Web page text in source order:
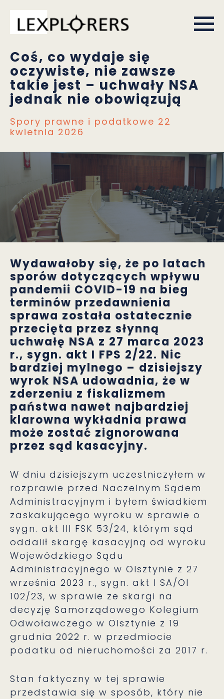
Coś, co wydaje się
oczywiste, nie zawsze
takie jest – uchwały NSA
jednak nie obowiązują
Spory prawne i podatkowe 22
kwietnia 2026
Wydawałoby się, że po latach
sporów dotyczących wpływu
pandemii COVID-19 na bieg
terminów przedawnienia
sprawa została ostatecznie
przecięta przez słynną
uchwałę NSA z 27 marca 2023
r., sygn. akt I FPS 2/22. Nic
bardziej mylnego – dzisiejszy
wyrok NSA udowadnia, że w
zderzeniu z fiskalizmem
państwa nawet najbardziej
klarowna wykładnia prawa
może zostać zignorowana
przez sąd kasacyjny.
W dniu dzisiejszym uczestniczyłem w
rozprawie przed Naczelnym Sądem
Administracyjnym i byłem świadkiem
zaskakującego wyroku w sprawie o
sygn. akt III FSK 53/24, którym sąd
oddalił skargę kasacyjną od wyroku
Wojewódzkiego Sądu
Administracyjnego w Olsztynie z 27
września 2023 r., sygn. akt I SA/Ol
102/23, w sprawie ze skargi na
decyzję Samorządowego Kolegium
Odwoławczego w Olsztynie z 19
grudnia 2022 r. w przedmiocie
podatku od nieruchomości za 2017 r.
Stan faktyczny w tej sprawie
przedstawia się w sposób, który nie